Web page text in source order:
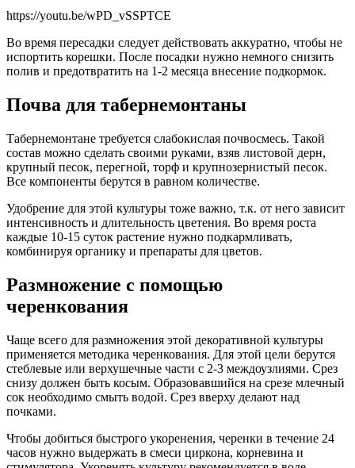
https://youtu.be/wPD_vSSPTCE
Во время пересадки следует действовать аккуратно, чтобы не
испортить корешки. После посадки нужно немного снизить
полив и предотвратить на 1-2 месяца внесение подкормок.
Почва для табернемонтаны
Табернемонтане требуется слабокислая почвосмесь. Такой
состав можно сделать своими руками, взяв листовой дерн,
крупный песок, перегной, торф и крупнозернистый песок.
Все компоненты берутся в равном количестве.
Удобрение для этой культуры тоже важно, т.к. от него зависит
интенсивность и длительность цветения. Во время роста
каждые 10-15 суток растение нужно подкармливать,
комбинируя органику и препараты для цветов.
Размножение с помощью
черенкования
Чаще всего для размножения этой декоративной культуры
применяется методика черенкования. Для этой цели берутся
стеблевые или верхушечные части с 2-3 междоузлиями. Срез
снизу должен быть косым. Образовавшийся на срезе млечный
сок необходимо смыть водой. Срез вверху делают над
почками.
Чтобы добиться быстрого укоренения, черенки в течение 24
часов нужно выдержать в смеси циркона, корневина и